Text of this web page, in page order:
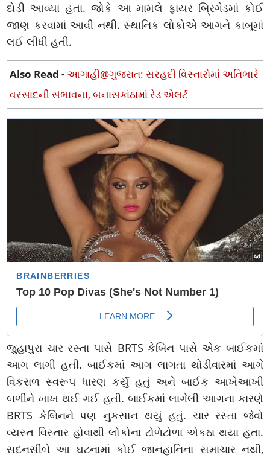
દોડી આવ્યા હતા. જોકે આ મામલે ફાયર બ્રિગેડમાં કોઈ
જાણ કરવામાં આવી નથી. સ્થાનિક લોકોએ આગને કાબૂમાં
લઈ લીધી હતી.
Also Read -આગાહી@ગુજરાત: સરહદી વિસ્તારોમાં અતિભારે
વરસાદની સંભાવના, બનાસકાંઠામાં રેડ એલર્ટ
જુહાપુરા ચાર રસ્તા પાસે BRTS કેબિન પાસે એક બાઈકમાં
આગ લાગી હતી. બાઈકમાં આગ લાગતા થોડીવારમાં આગે
વિકરાળ સ્વરૂપ ધારણ કર્યું હતું અને બાઈક આખેઆખી
બળીને ખાખ થઈ ગઈ હતી. બાઈકમાં લાગેલી આગના કારણે
BRTS કેબિનને પણ નુકસાન થયું હતું. ચાર રસ્તા જેવો
વ્યસ્ત વિસ્તાર હોવાથી લોકોના ટોળેટોળા એકઠા થયા હતા.
સદનસીબે આ ઘટનામાં કોઈ જાનહાનિના સમાચાર નથી,